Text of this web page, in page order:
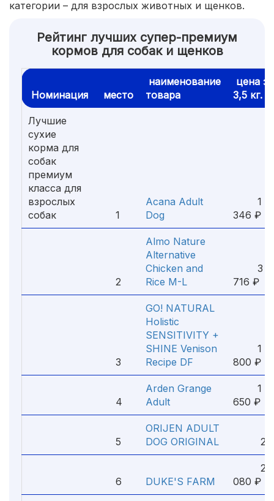
категории – для взрослых животных и щенков.
Рейтинг лучших супер-премиум
кормов для собак и щенков
Номинация место
наименование
товара
цена за
3,5 кг.
Лучшие
сухие
корма для
собак
премиум
класса для
взрослых
собак
1
Acana Adult
Dog
1
346 ₽
2
Almo Nature
Alternative
Chicken and
Rice M-L
3
716 ₽
3
GO! NATURAL
Holistic
SENSITIVITY +
SHINE Venison
Recipe DF
1
800 ₽
4
Arden Grange
Adult
1
650 ₽
5
ORIJEN ADULT
DOG ORIGINAL
289
6 DUKE'S FARM
2
080 ₽